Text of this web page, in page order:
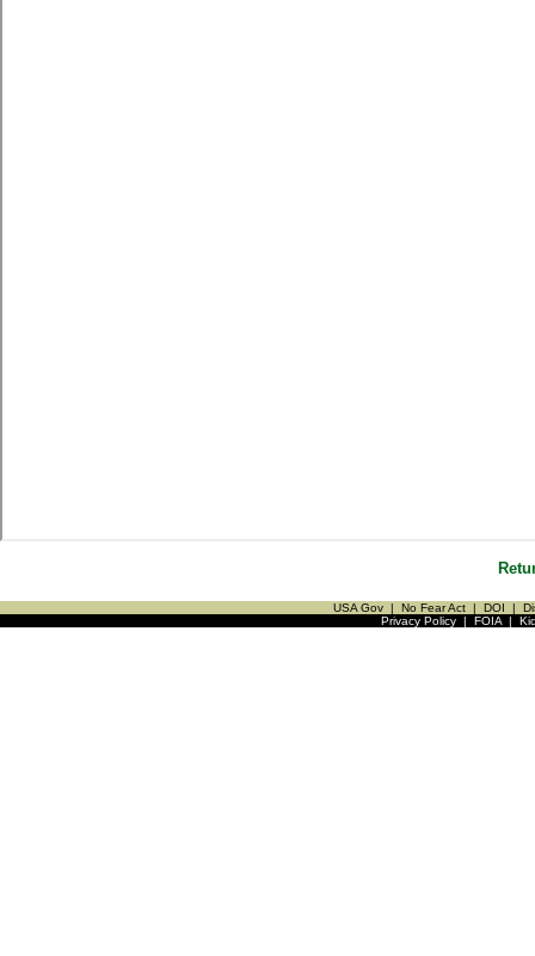
USA Gov | No Fear Act | DOI |
Privacy Policy| FOIA|